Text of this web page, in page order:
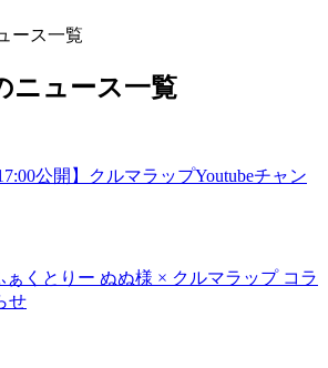
ース一覧
ニュース一覧
公開】クルマラップYoutubeチャン
ぁくとりー ぬぬ様 × クルマラップ コラ
せ